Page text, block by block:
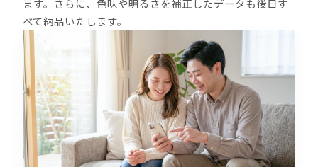
ます。さらに、色味や明るさを補正したデータも後日す
べて納品いたします。